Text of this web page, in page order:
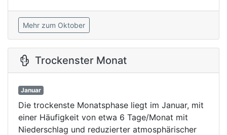
Mehr zum Oktober
Trockenster Monat
Januar
Die trockenste Monatsphase liegt im Januar, mit
einer Häufigkeit von etwa 6 Tage/Monat mit
Niederschlag und reduzierter atmosphärischer